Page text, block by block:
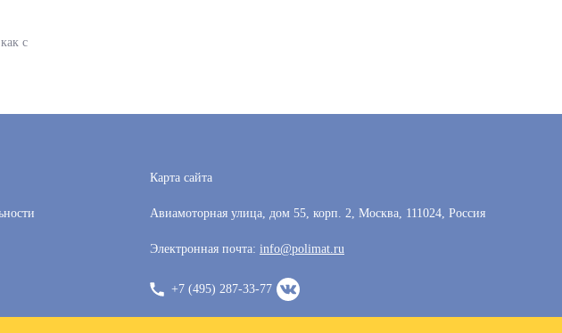
с
Карта сайта
Авиамоторная улица, дом 55, корп. 2, Москва, 111024, Россия
Электронная почта: info@polimat.ru
+7 (495) 287-33-77